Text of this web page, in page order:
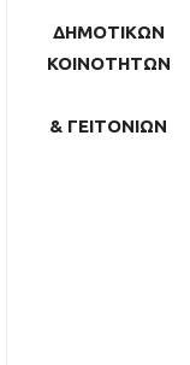
ΔΗΜΟΤΙΚΩΝ
ΚΟΙΝΟΤΗΤΩΝ
& ΓΕΙΤΟΝΙΩΝ